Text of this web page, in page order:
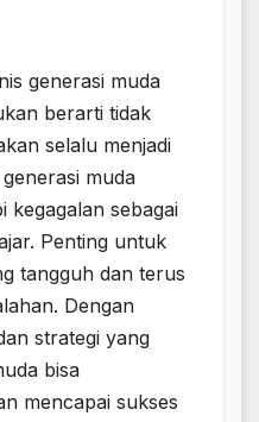
generasi muda
berarti tidak
selalu menjadi
muda
kegagalan sebagai
Penting untuk
tangguh dan terus
Dengan
strategi yang
bisa
mencapai sukses